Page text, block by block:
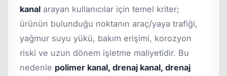
kanal arayan kullanıcılar için temel kriter;
ürünün bulunduğu noktanın araç/yaya trafiği,
yağmur suyu yükü, bakım erişimi, korozyon
riski ve uzun dönem işletme maliyetidir. Bu
nedenle polimer kanal, drenaj kanal, drenaj